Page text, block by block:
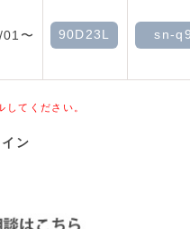
01〜 90D23L sn-
てください。
ン